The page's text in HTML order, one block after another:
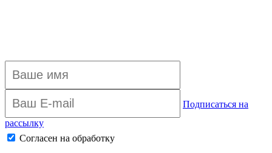
Подписаться на
рассылку
Согласен на обработку